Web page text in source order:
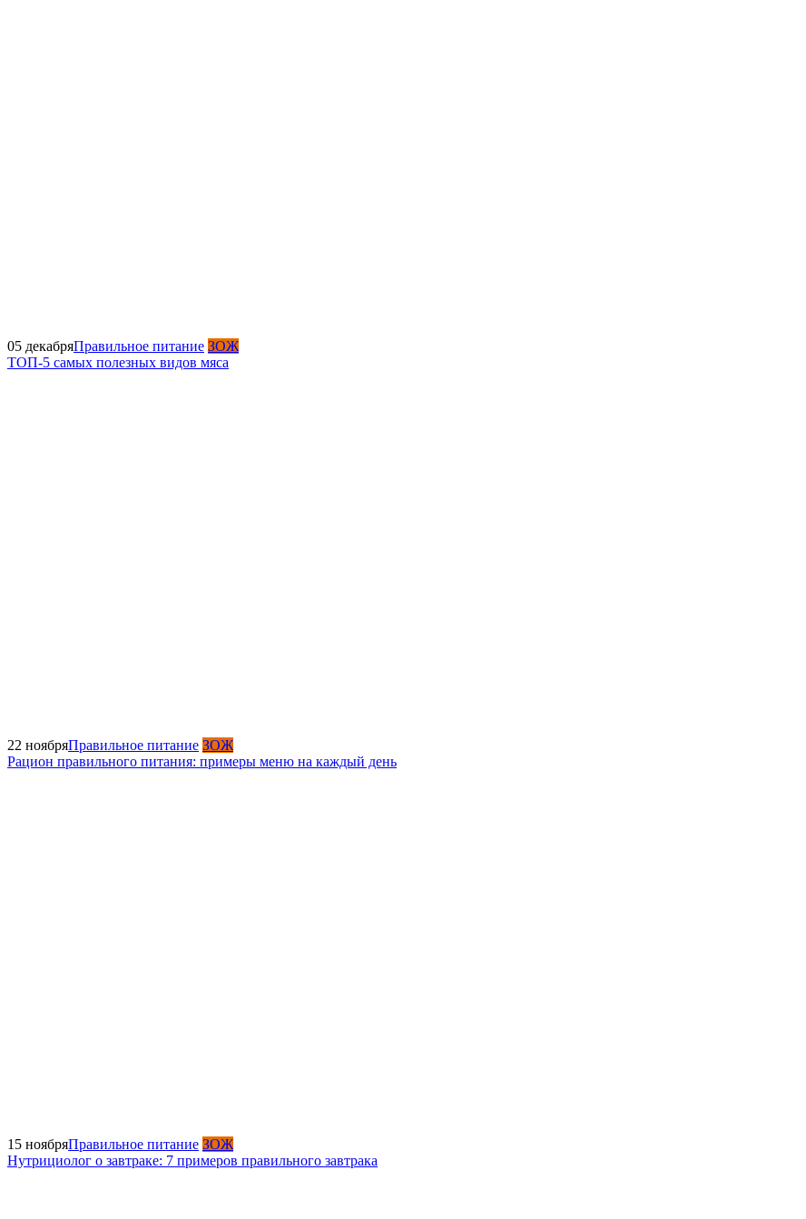
05 декабряПравильное питание ЗОЖ
ТОП-5 самых полезных видов мяса
22 ноябряПравильное питание ЗОЖ
Рацион правильного питания: примеры меню на каждый день
15 ноябряПравильное питание ЗОЖ
Нутрициолог о завтраке: 7 примеров правильного завтрака